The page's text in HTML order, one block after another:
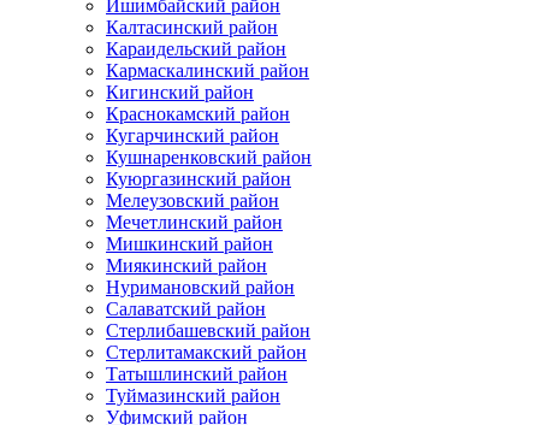
Ишимбайский район
Калтасинский район
Караидельский район
Кармаскалинский район
Кигинский район
Краснокамский район
Кугарчинский район
Кушнаренковский район
Куюргазинский район
Мелеузовский район
Мечетлинский район
Мишкинский район
Миякинский район
Нуримановский район
Салаватский район
Стерлибашевский район
Стерлитамакский район
Татышлинский район
Туймазинский район
Уфимский район